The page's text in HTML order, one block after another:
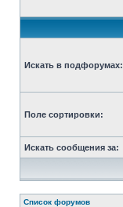
Искать в подфорумах:
Поле сортировки:
Искать сообщения за:
Список форумов